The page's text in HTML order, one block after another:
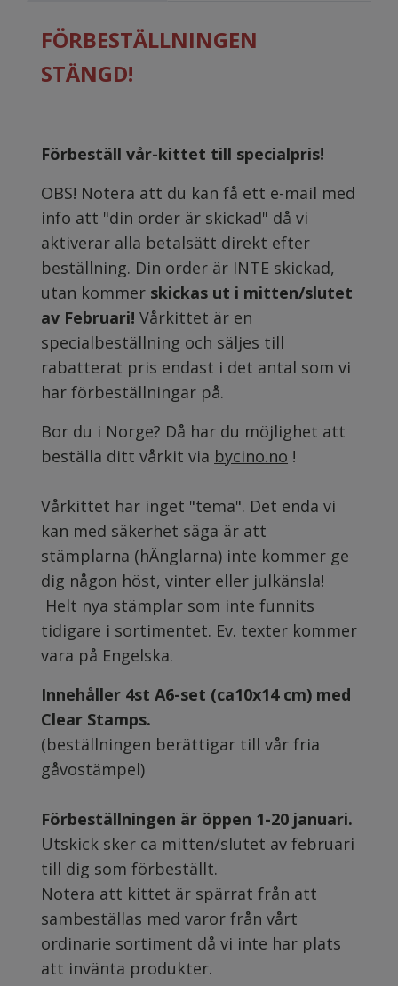
FÖRBESTÄLLNINGEN
STÄNGD!
Förbeställ vår-kittet till specialpris!
OBS! Notera att du kan få ett e-mail med
info att "din order är skickad" då vi
aktiverar alla betalsätt direkt efter
beställning. Din order är INTE skickad,
utan kommer skickas ut i mitten/slutet
av Februari! Vårkittet är en
specialbeställning och säljes till
rabatterat pris endast i det antal som vi
har förbeställningar på.
Bor du i Norge? Då har du möjlighet att
beställa ditt vårkit via bycino.no !
Vårkittet har inget "tema". Det enda vi
kan med säkerhet säga är att
stämplarna (hÄnglarna) inte kommer ge
dig någon höst, vinter eller julkänsla!
Helt nya stämplar som inte funnits
tidigare i sortimentet. Ev. texter kommer
vara på Engelska.
Innehåller 4st A6-set (ca10x14 cm) med
Clear Stamps.
(beställningen berättigar till vår fria
gåvostämpel)
Förbeställningen är öppen 1-20 januari.
Utskick sker ca mitten/slutet av februari
till dig som förbeställt.
Notera att kittet är spärrat från att
sambeställas med varor från vårt
ordinarie sortiment då vi inte har plats
att invänta produkter.